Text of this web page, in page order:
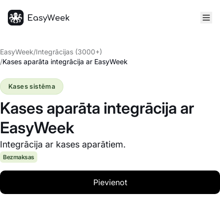
EasyWeek/Integrācijas (3000+)
/Kases aparāta integrācija ar EasyWeek
Kases aparāta integrācija ar
EasyWeek
Integrācija ar kases aparātiem.
Kases sistēma
Bezmaksas
Pievienot